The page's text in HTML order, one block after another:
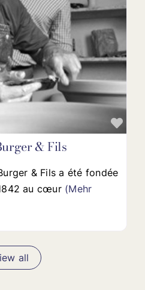
& Fils
& Fils a été fondée
au cœur (Mehr
all